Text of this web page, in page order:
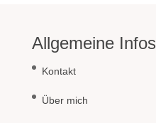
Allgemeine Infos
Kontakt
Über mich